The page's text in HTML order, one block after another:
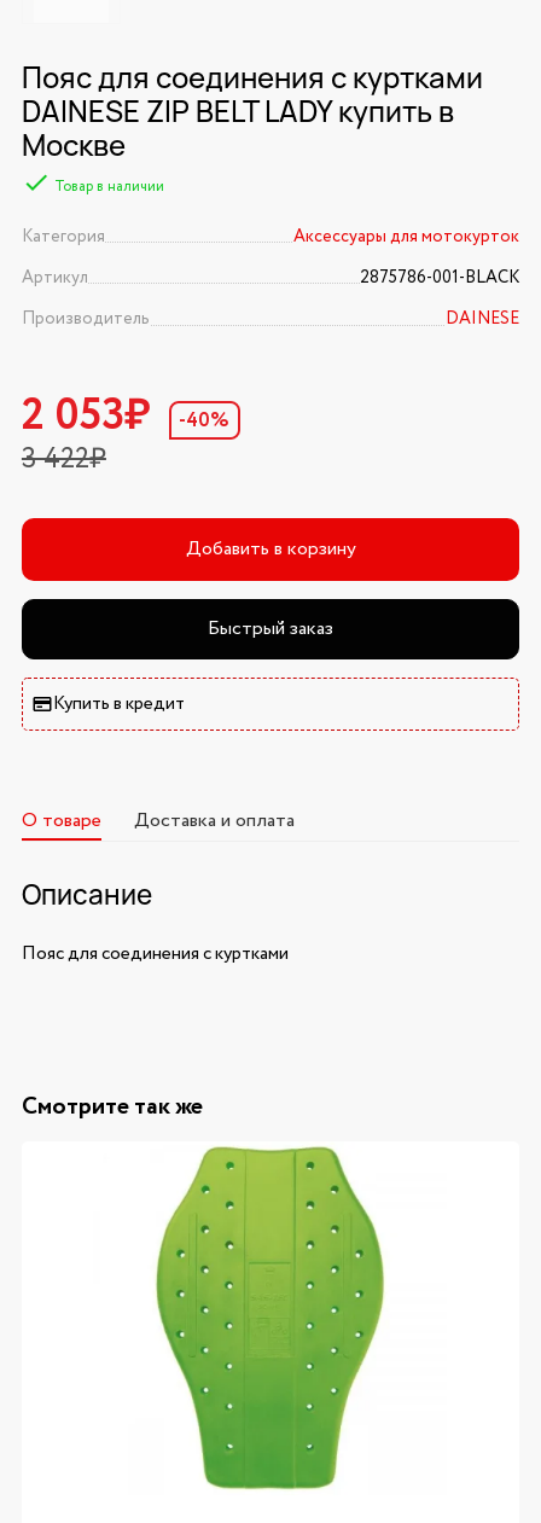
Пояс для соединения с куртками
DAINESE ZIP BELT LADY купить в
Москве
Товар в наличии
Категория
Аксессуары для мотокурток
Артикул
2875786-001-BLACK
Производитель
DAINESE
2 053₽
3 422₽
-40%
Добавить в корзину
Быстрый заказ
Купить в кредит
О товаре Доставка и оплата
Описание
Пояс для соединения с куртками
Смотрите так же